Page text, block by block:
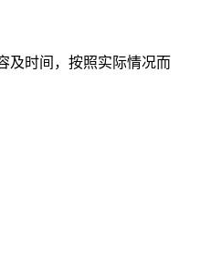
及时间，按照实际情况而